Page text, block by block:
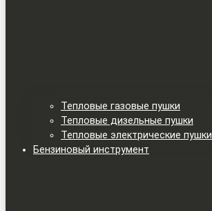
Тепловые газовые пушки
Тепловые дизельные пушки
Тепловые электрические пушки
Бензиновый инструмент